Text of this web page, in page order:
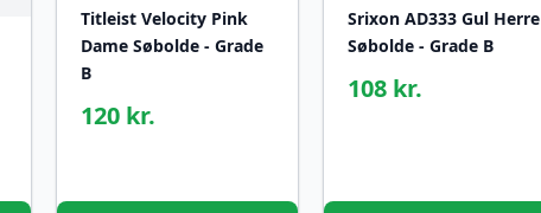
Titleist Velocity Pink
Dame Søbolde - Grade
B
120 kr.
Srixon AD333 Gul Herre
Søbolde - Grade B
108 kr.